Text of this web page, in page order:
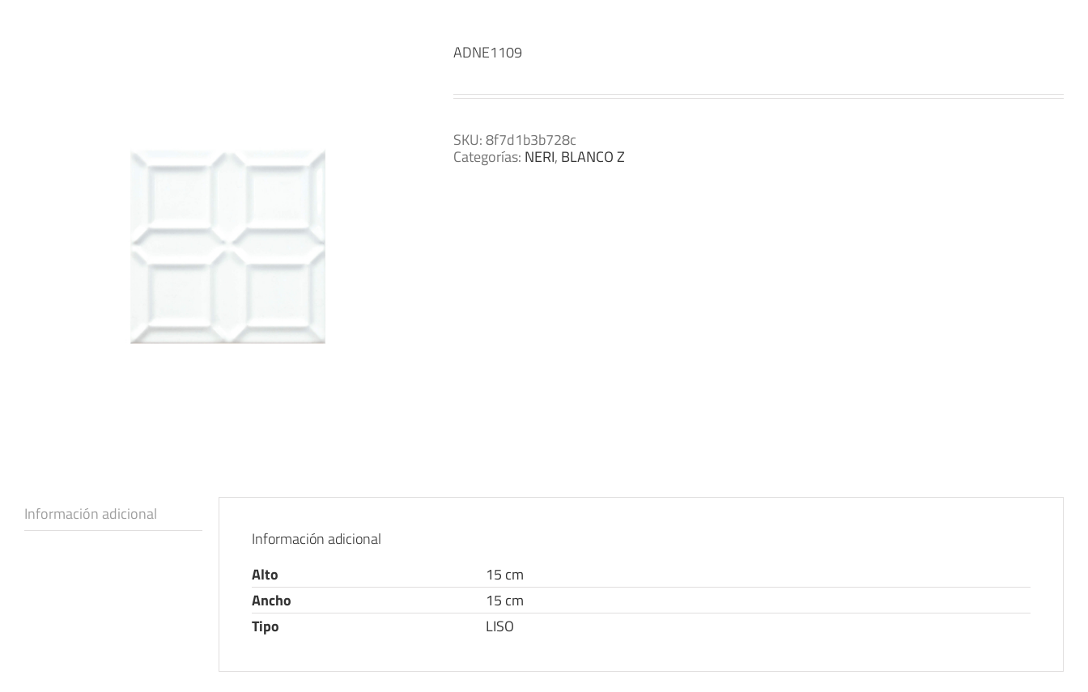
ADNE1109
SKU:8f7d1b3b728c
Categorías: NERI, BLANCO Z
Información adicional
Información adicional
Alto
15 cm
Ancho
15 cm
Tipo
LISO